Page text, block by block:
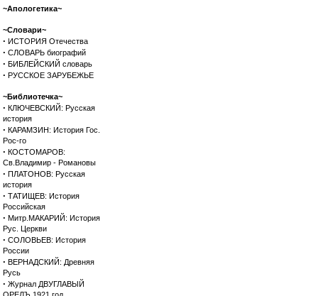
~Апологетика~
~Словари~
· ИСТОРИЯ Отечества
· СЛОВАРЬ биографий
· БИБЛЕЙСКИЙ словарь
· РУССКОЕ ЗАРУБЕЖЬЕ
~Библиотечка~
· КЛЮЧЕВСКИЙ: Русская
история
· КАРАМЗИН: История Гос.
Рос-го
· КОСТОМАРОВ:
Св.Владимир - Романовы
· ПЛАТОНОВ: Русская
история
· ТАТИЩЕВ: История
Российская
· Митр.МАКАРИЙ: История
Рус. Церкви
· СОЛОВЬЕВ: История
России
· ВЕРНАДСКИЙ: Древняя
Русь
· Журнал ДВУГЛАВЫЙ